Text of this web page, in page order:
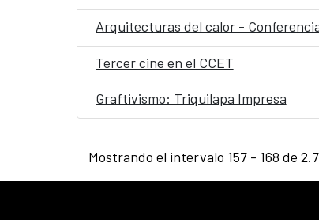
Arquitecturas del calor -
Tercer cine en el CCET
Graftivismo: Triquilapa Impresa
Mostrando el intervalo 157 - 168 de